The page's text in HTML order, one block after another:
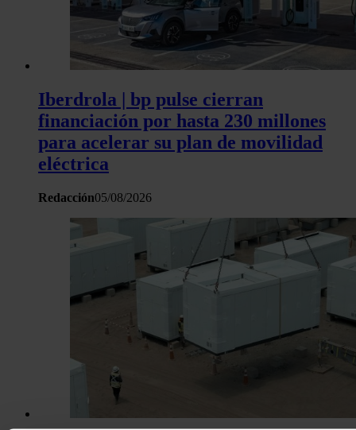
Iberdrola | bp pulse cierran
financiación por hasta 230 millones
para acelerar su plan de movilidad
eléctrica
Redacción05/08/2026